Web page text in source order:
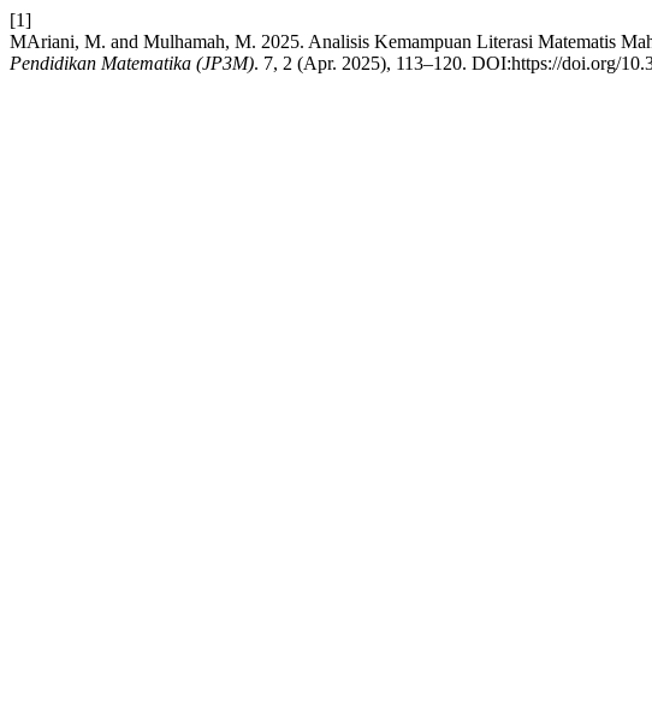
[1]
MAriani, M. and Mulhamah, M. 2025. Analisis Kemampuan Literasi Matematis
Pendidikan Matematika (JP3M). 7, 2 (Apr. 2025), 113–120. DOI:https://doi.org/